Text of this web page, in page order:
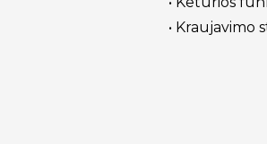
• Kraujavimo